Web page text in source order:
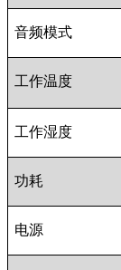
音频模式
工作温度
工作湿度
功耗
电源